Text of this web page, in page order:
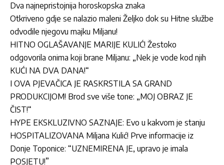
Dva najnepristojnija horoskopska znaka
Otkriveno gdje se nalazio maleni Željko dok su Hitne službe
odvodile njegovu majku Miljanu!
HITNO OGLAŠAVANJE MARIJE KULIĆ! Žestoko
odgovorila onima koji brane Miljanu: „Nek je vode kod njih
KUĆI NA DVA DANA!“
I OVA PJEVAČICA JE RASKRSTILA SA GRAND
PRODUKCIJOM! Brod sve više tone: „MOJ OBRAZ JE
ČIST!“
HYPE EKSKLUZIVNO SAZNAJE: Evo u kakvom je stanju
HOSPITALIZOVANA Miljana Kulić! Prve informacije iz
Donje Toponice: “UZNEMIRENA JE, upravo je imala
POSJETU!”